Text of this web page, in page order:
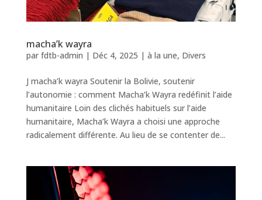
macha’k wayra
par fdtb-admin | Déc 4, 2025 | à la une, Divers
J macha’k wayra Soutenir la Bolivie, soutenir
l’autonomie : comment Macha’k Wayra redéfinit l’aide
humanitaire Loin des clichés habituels sur l’aide
humanitaire, Macha’k Wayra a choisi une approche
radicalement différente. Au lieu de se contenter de...